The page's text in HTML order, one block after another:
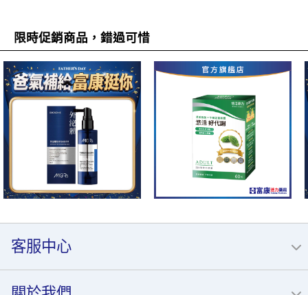
限時促銷商品，錯過可惜
客服中心